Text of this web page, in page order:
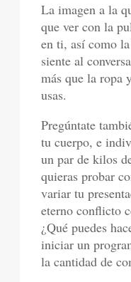
La imagen a la
que ver con la
en ti, así como
siente al
más que la ropa
usas.
Pregúntate
tu cuerpo, e
un par de kilos
quieras probar
variar tu
eterno conflicto
¿Qué puedes
iniciar un
la cantidad de